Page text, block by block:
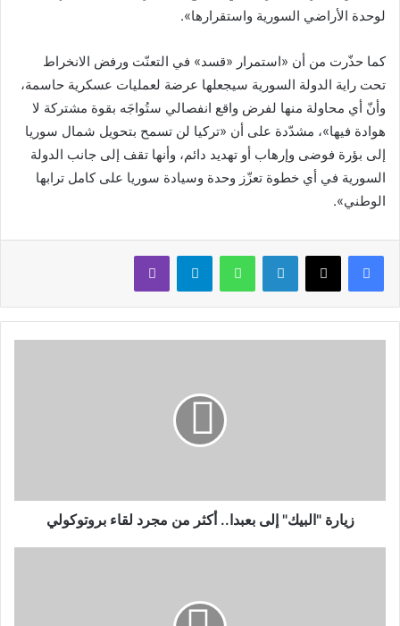
لوحدة الأراضي السورية واستقرارها».
كما حذّرت من أن «استمرار «قسد» في التعنّت ورفض الانخراط
تحت راية الدولة السورية سيجعلها عرضة لعمليات عسكرية حاسمة،
وأنّ أي محاولة منها لفرض واقع انفصالي ستُواجَه بقوة مشتركة لا
هوادة فيها»، مشدّدة على أن «تركيا لن تسمح بتحويل شمال سوريا
إلى بؤرة فوضى وإرهاب أو تهديد دائم، وأنها تقف إلى جانب الدولة
السورية في أي خطوة تعزّز وحدة وسيادة سوريا على كامل ترابها
الوطني».
لينكدإن واتساب تيلقرام ڤايبر
زيارة "البيك" إلى بعبدا.. أكثر من مجرد لقاء بروتوكولي